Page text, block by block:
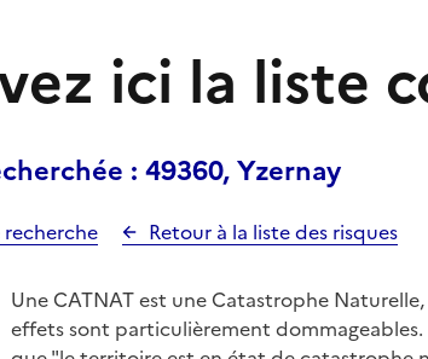
ici la liste
: 49360, Yzernay
recherche Retour à la liste des risques
Une CATNAT est une Catastrophe
effets sont particulièrement